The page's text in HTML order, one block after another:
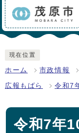
現在位置
ホーム 市政情報
広報もばら 令和7
令和7年